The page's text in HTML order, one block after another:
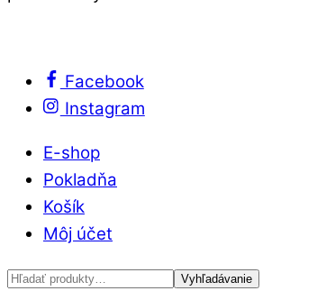
Facebook
Instagram
E-shop
Pokladňa
Košík
Môj účet
Hľadať: Vyhľadávanie